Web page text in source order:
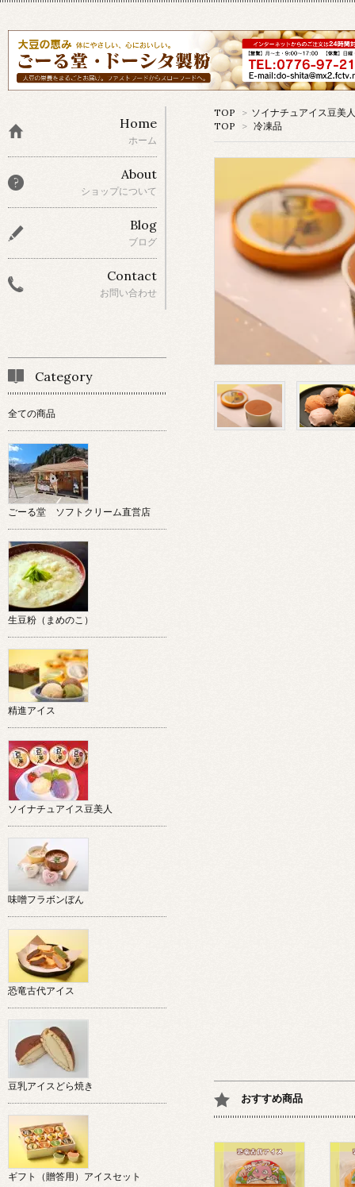
TOP > ソイナチュアイス豆美人
TOP
> 冷凍品
おすすめ商品
Home
ホーム
About
ショップについて
Blog
ブログ
Contact
お問い合わせ
Category
全ての商品
ごーる堂 ソフトクリーム直営店
生豆粉（まめのこ）
精進アイス
ソイナチュアイス豆美人
味噌フラボンぼん
恐竜古代アイス
豆乳アイスどら焼き
ギフト（贈答用）アイスセット